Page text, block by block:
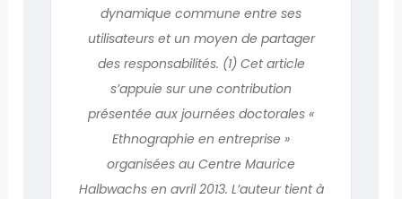
dynamique commune entre ses
utilisateurs et un moyen de partager
des responsabilités. (1) Cet article
s’appuie sur une contribution
présentée aux journées doctorales «
Ethnographie en entreprise »
organisées au Centre Maurice
Halbwachs en avril 2013. L’auteur tient à